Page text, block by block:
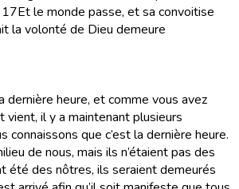
17Et le monde passe, et sa convoitise
la volonté de Dieu demeure
dernière heure, et comme vous avez
vient, il y a maintenant plusieurs
connaissons que c’est la dernière heure.
de nous, mais ils n’étaient pas des
été des nôtres, ils seraient demeurés